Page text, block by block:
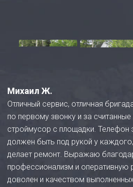
Михаил Ж.
Отличный сервис, отличная
по первому звонку и за
строймусор с площадки. Телефон
должен быть под рукой у каждого,
делает ремонт. Выражаю
профессионализм и оперативную
доволен и качеством